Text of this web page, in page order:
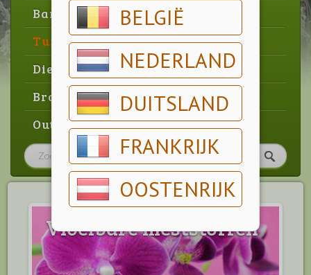
BELGIË
NEDERLAND
DUITSLAND
FRANKRIJK
OOSTENRIJK
Barbecue
Tuin
Dier
Brood & gebak
Outlet
Vloeibare meststoffen